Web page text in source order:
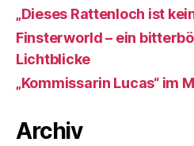
„Dieses Rattenloch ist
Finsterworld – ein
Lichtblicke
„Kommissarin Lucas“ im
Archiv